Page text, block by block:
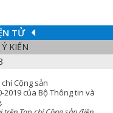
TỬ
KIẾN
Cộng sản
2019 của Bộ Thông tin và